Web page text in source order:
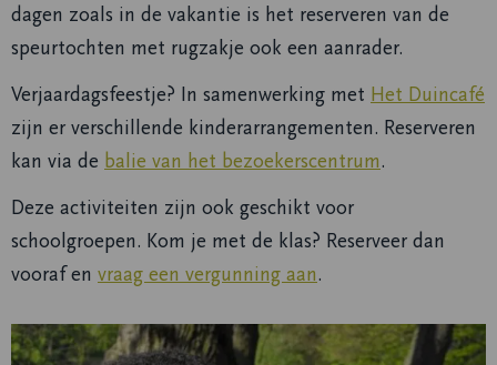
dagen zoals in de vakantie is het reserveren van de
speurtochten met rugzakje ook een aanrader.
Verjaardagsfeestje? In samenwerking met Het Duincafé
zijn er verschillende kinderarrangementen. Reserveren
kan via de balie van het bezoekerscentrum.
Deze activiteiten zijn ook geschikt voor
schoolgroepen. Kom je met de klas? Reserveer dan
vooraf en vraag een vergunning aan.